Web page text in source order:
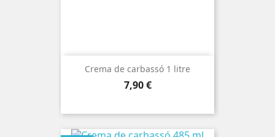
Crema de carbassó 1 litre
Preu
7,90 €